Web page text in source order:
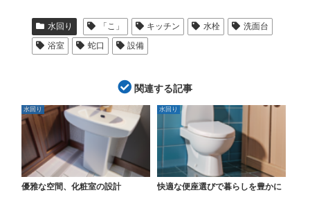
水回り 「こ」 キッチン 水栓
洗面台
浴室
蛇口 設備
関連する記事
水回り
優雅な空間、化粧室の設計
水回り
快適な便座選びで暮らしを豊かに